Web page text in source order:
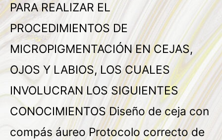
PARA REALIZAR EL
PROCEDIMIENTOS DE
MICROPIGMENTACIÓN EN CEJAS,
OJOS Y LABIOS, LOS CUALES
INVOLUCRAN LOS SIGUIENTES
CONOCIMIENTOS Diseño de ceja con
compás áureo Protocolo correcto de